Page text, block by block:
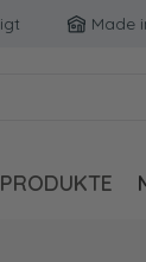
Made in
PRODUKTE